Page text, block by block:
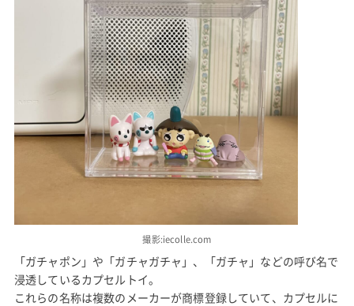
撮影:iecolle.com
「ガチャポン」や「ガチャガチャ」、「ガチャ」などの呼び名で
浸透しているカプセルトイ。
これらの名称は複数のメーカーが商標登録していて、カプセルに